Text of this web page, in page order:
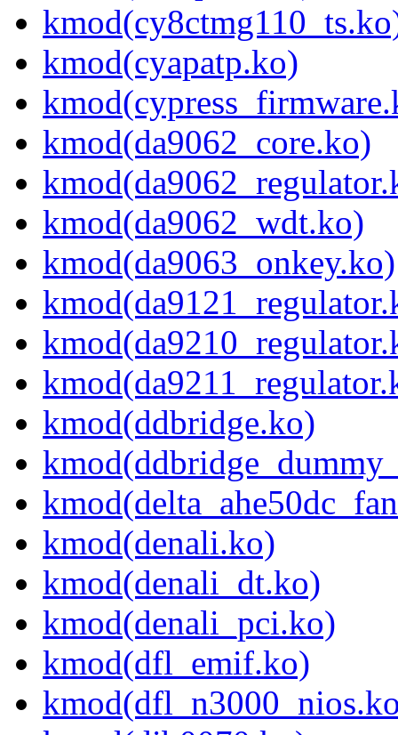
kmod(cyapatp.ko)
kmod(da9062_core.ko)
kmod(da9062_wdt.ko)
kmod(da9063_onkey.ko)
kmod(ddbridge.ko)
kmod(denali.ko)
kmod(denali_dt.ko)
kmod(denali_pci.ko)
kmod(dfl_emif.ko)